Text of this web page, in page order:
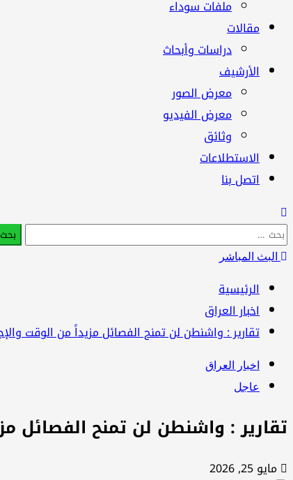
ملفات سوداء
مقالات
دراسات وأبحاث
الأرشيف
معرض الصور
معرض الفيديو
وثائق
الاستطلاعات
اتصل بنا
البحث
عن:البث المباشر
الرئيسية
اخبار العراق
تقارير : واشنطن لن تمنح الفصائل مزيداً من الوقت والإجتثاث يهدد 3 آلاف
اخبار العراق
عاجل
تقارير : واشنطن لن تمنح الفصائل مزيداً من الوقت
مايو 25, 2026